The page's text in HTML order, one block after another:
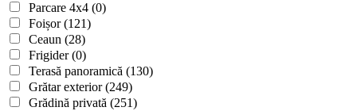
Parcare 4x4 (0)
Foișor(121)
Ceaun (28)
Frigider(0)
Terasă panoramică (130)
Grătar exterior(249)
Grădină privată (251)